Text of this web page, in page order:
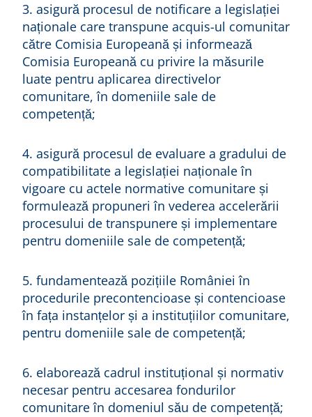
3. asigură procesul de notificare a legislației
naționale care transpune acquis-ul comunitar
către Comisia Europeană și informează
Comisia Europeană cu privire la măsurile
luate pentru aplicarea directivelor
comunitare, în domeniile sale de
competență;
4. asigură procesul de evaluare a gradului de
compatibilitate a legislației naționale în
vigoare cu actele normative comunitare și
formulează propuneri în vederea accelerării
procesului de transpunere și implementare
pentru domeniile sale de competență;
5. fundamentează pozițiile României în
procedurile precontencioase și contencioase
în fața instanțelor și a instituțiilor comunitare,
pentru domeniile sale de competență;
6. elaborează cadrul instituțional și normativ
necesar pentru accesarea fondurilor
comunitare în domeniul său de competență;